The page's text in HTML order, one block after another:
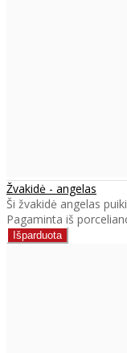
Žvakidė - angelas
Ši žvakidė angelas
Pagaminta iš